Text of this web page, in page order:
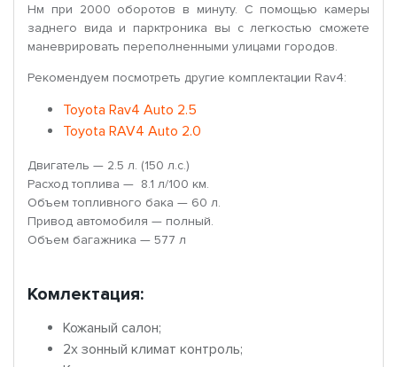
Нм при 2000 оборотов в минуту. С помощью камеры
заднего вида и парктроника вы с легкостью сможете
маневрировать переполненными улицами городов.
Рекомендуем посмотреть другие комплектации Rav4:
Toyota Rav4 Auto 2.5
Toyota RAV4 Auto 2.0
Двигатель — 2.5 л. (150 л.с.)
Расход топлива — 8.1 л/100 км.
Объем топливного бака — 60 л.
Привод автомобиля — полный.
Объем багажника — 577 л
Комлектация:
Кожаный салон;
2х зонный климат контроль;